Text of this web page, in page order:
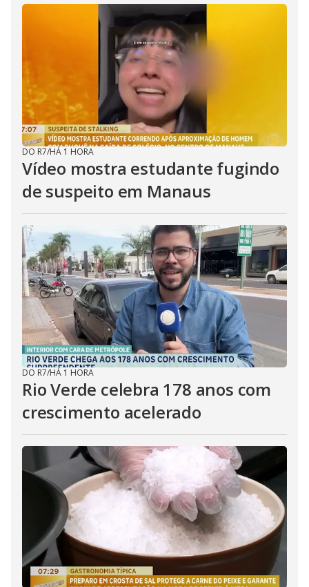
DO R7/HÁ 1 HORA
Vídeo mostra estudante fugindo
de suspeito em Manaus
DO R7/HÁ 1 HORA
Rio Verde celebra 178 anos com
crescimento acelerado